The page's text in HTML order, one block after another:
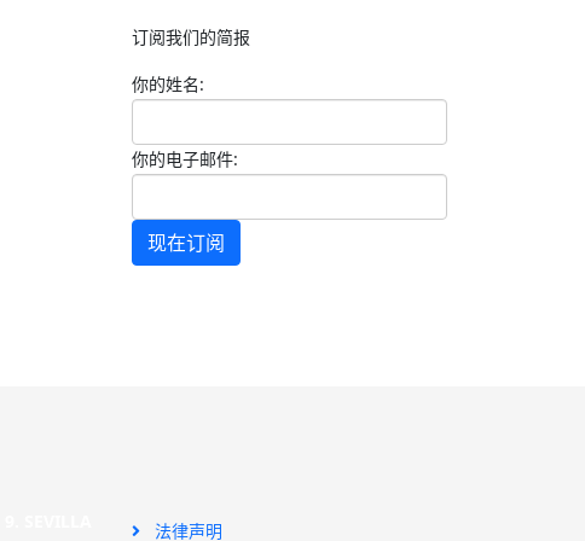
订阅我们的简报
你的姓名:
你的电子邮件:
现在订阅
法律声明